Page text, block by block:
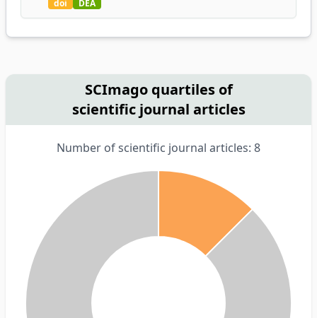
doi DEA
SCImago quartiles of
scientific journal articles
Number of scientific journal articles: 8